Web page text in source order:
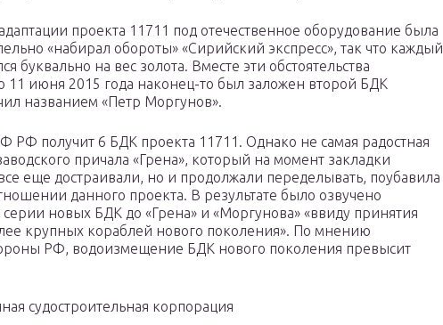
проекта 11711 под отечественное оборудование была
«набирал обороты» «Сирийский экспресс», так что каждый
на вес золота. Вместе эти обстоятельства
11 июня 2015 года наконец-то был заложен второй БДК
названием «Петр Моргунов».
РФ получит 6 БДК проекта 11711. Однако не самая радостная
причала «Грена», который на момент закладки
еще достраивали, но и продолжали переделывать, поубавила
данного проекта. В результате было озвучено
новых БДК до «Грена» и «Моргунова» «ввиду принятия
крупных кораблей нового поколения». По мнению
РФ, водоизмещение БДК нового поколения превысит
судостроительная корпорация